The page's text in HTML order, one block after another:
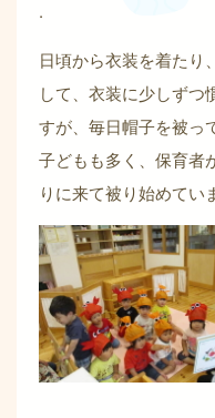
.
日頃から衣装を着たり
して、衣装に少しずつ
すが、毎日帽子を被っ
子どもも多く、保育者
りに来て被り始めてい